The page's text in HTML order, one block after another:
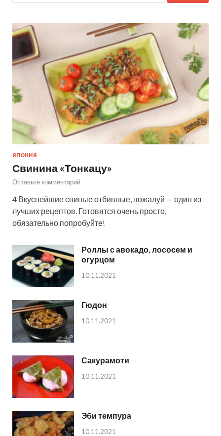
ЯПОНИЯ
Свинина «Тонкацу»
Оставьте комментарий
4 Вкуснейшие свиные отбивные, пожалуй — один из
лучших рецептов. Готовятся очень просто,
обязательно попробуйте!
Роллы с авокадо, лососем и
огурцом
10.11.2021
Гюдон
10.11.2021
Сакурамоти
10.11.2021
Эби темпура
10.11.2021